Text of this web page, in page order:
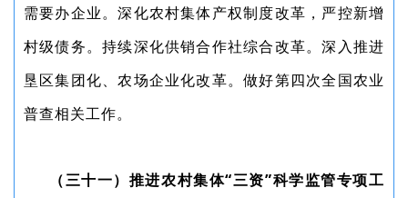
需要办企业。深化农村集体产权制度改革，严控新增
村级债务。持续深化供销合作社综合改革。深入推进
垦区集团化、农场企业化改革。做好第四次全国农业
普查相关工作。
（三十一）推进农村集体“三资”科学监管专项工